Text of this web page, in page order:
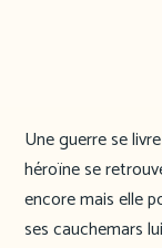
Une guerre se
héroïne se
encore mais elle
ses cauchemars